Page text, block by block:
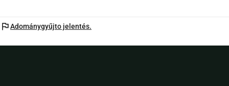
flagAdománygyűjto jelentés.